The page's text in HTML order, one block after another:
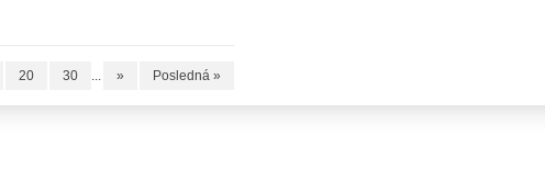
20 30 ... » Posledná »